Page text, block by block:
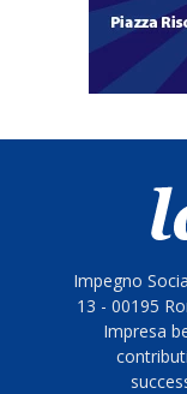
Impegno
13 - 00195
Impresa